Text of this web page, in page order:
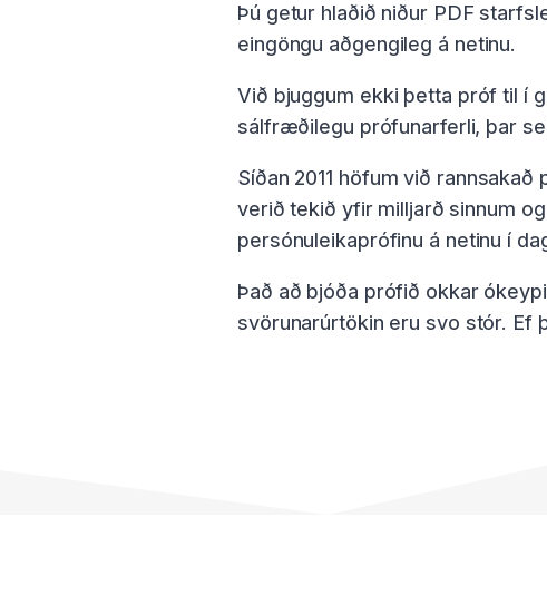
Þú getur hlaðið niður PDF
eingöngu aðgengileg á netinu.
Við bjuggum ekki þetta próf til í
sálfræðilegu prófunarferli, þar
Síðan 2011 höfum við
verið tekið yfir milljarð sinnum
persónuleikaprófinu á netinu í
Það að bjóða prófið okkar
svörunarúrtökin eru svo stór. Ef